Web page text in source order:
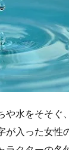
や水をそそぐ
が入った女性